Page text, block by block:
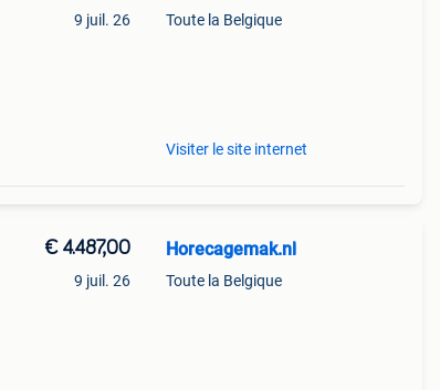
9 juil. 26 Toute la Belgique
Visiter le site internet
€ 4.487,00
9 juil. 26
Horecagemak.nl
Toute la Belgique